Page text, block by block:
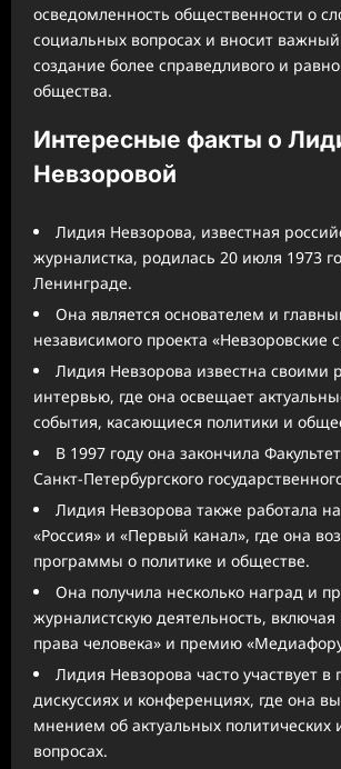
осведомленность общественности о
социальных вопросах и вносит
создание более справедливого и
общества.
Интересные факты о
Невзоровой
Лидия Невзорова, известная
журналистка, родилась 20 июля 1973
Ленинграде.
Она является основателем и
независимого проекта «Невзоровские
Лидия Невзорова известна своими
интервью, где она освещает
события, касающиеся политики и
В 1997 году она закончила
Санкт-Петербургского
Лидия Невзорова также работала
«Россия» и «Первый канал», где она
программы о политике и обществе.
Она получила несколько наград и
журналистскую деятельность,
права человека» и премию
Лидия Невзорова часто участвует в
дискуссиях и конференциях, где она
мнением об актуальных политических
вопросах.